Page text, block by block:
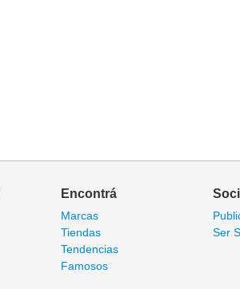
Encontrá
Marcas
Tiendas
Tendencias
Famosos
Ser